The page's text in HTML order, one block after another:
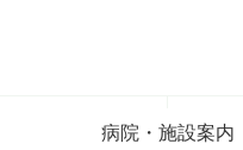
病院・施設案内